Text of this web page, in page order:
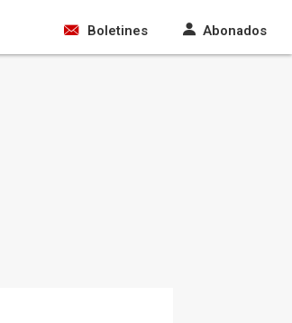
Boletines Abonados